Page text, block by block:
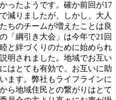
ったようです。確か前回が17
減りましたが、しかし、大人
ちのチームが増えたことは良
「綱引き大会」は今年で21回
と絆づくりのために始められ
明されました。地域でお互い
はとても有効で、お互いに助
ます。弊社もライフラインに
ら地域住民との繋がりはとて